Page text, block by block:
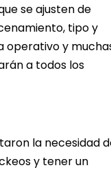
se ajusten de
tipo y
operativo y
a todos los
la necesidad
y tener un